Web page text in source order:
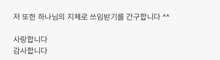
저 또한 하나님의 지체로 쓰임받기를 간구합니다 ^^
사랑합니다
감사합니다